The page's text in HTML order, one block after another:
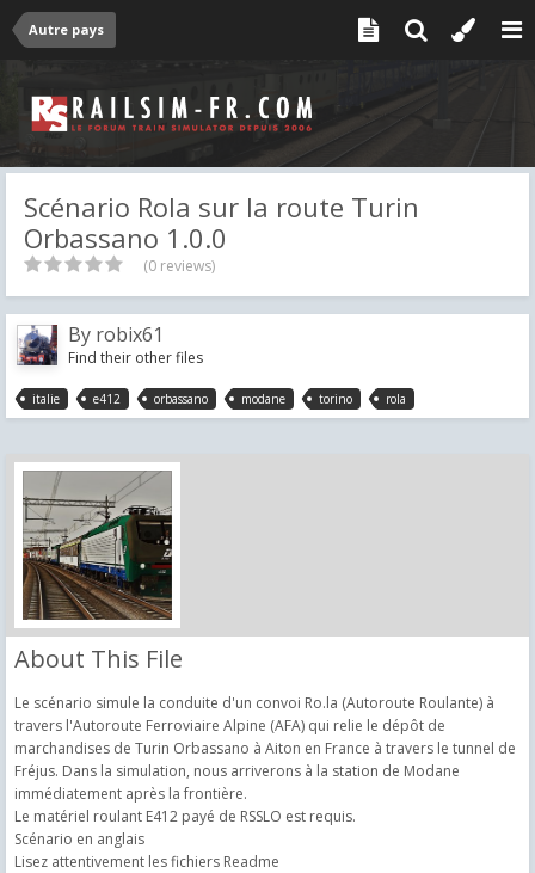
Autre pays
Scénario Rola sur la route Turin
Orbassano 1.0.0
(0 reviews)
By robix61
Find their other files
italie e412 orbassano modane torino rola
About This File
Le scénario simule la conduite d'un convoi Ro.la (Autoroute Roulante) à
travers l'Autoroute Ferroviaire Alpine (AFA) qui relie le dépôt de
marchandises de Turin Orbassano à Aiton en France à travers le tunnel de
Fréjus. Dans la simulation, nous arriverons à la station de Modane
immédiatement après la frontière.
Le matériel roulant E412 payé de RSSLO est requis.
Scénario en anglais
Lisez attentivement les fichiers Readme